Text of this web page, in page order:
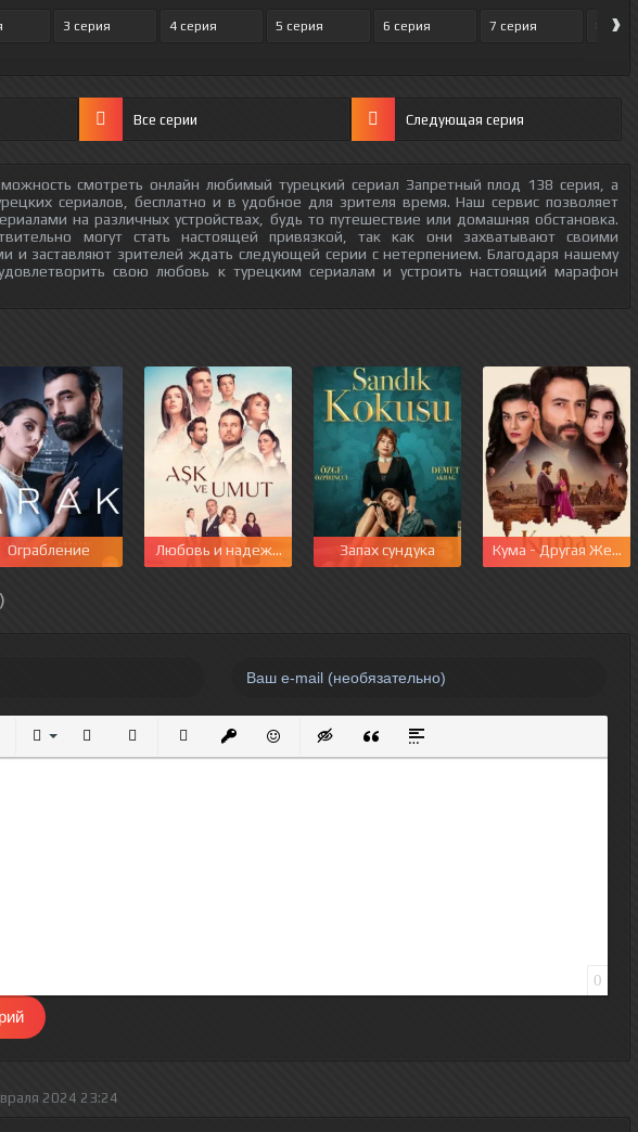
3 серия 4 серия 5 серия 6 серия 7 серия 8 серия
›
Все серии Следующая серия
смотреть онлайн любимый турецкий сериал Запретный плод 138 серия, а
сериалов, бесплатно и в удобное для зрителя время. Наш сервис позволяет
на различных устройствах, будь то путешествие или домашняя обстановка.
могут стать настоящей привязкой, так как они захватывают своими
и заставляют зрителей ждать следующей серии с нетерпением. Благодаря нашему
свою любовь к турецким сериалам и устроить настоящий марафон
Ограбление Любовь и надежда Запах сундука Кума - Другая Жена
Выравнивание
Нумерованный список
Маркированный список
Вставить ссылку
Вставить защищенную ссылку
Вставить смайлик
Вставка скрытого текста
Вставка цитаты
Вставка спойлера
0
2024 23:24